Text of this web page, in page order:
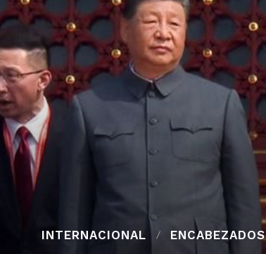
INTERNACIONAL ENCABEZADOS